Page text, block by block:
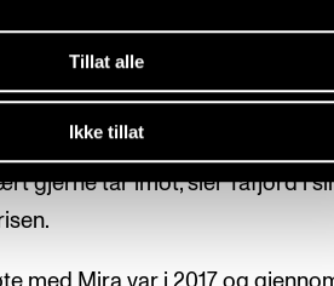
Tillat alle
Ikke tillat
på høyt kunstnerisk nivå
uttrykk som inkluderer flere
hip-hop, Bollywood og
gir et nytt inntrykk av det
gjerne tar imot, sier Tafjord i